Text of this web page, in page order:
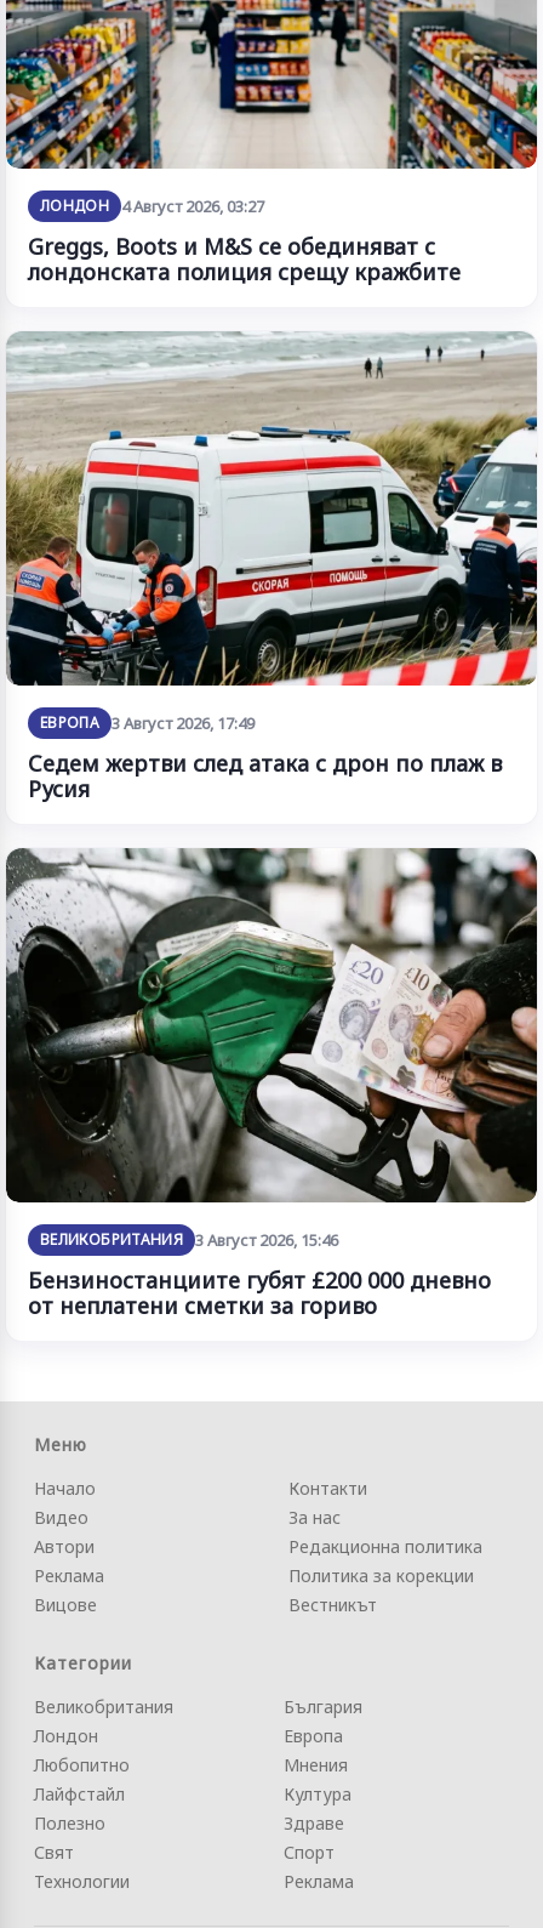
ЛОНДОН 4 Август 2026, 03:27
Greggs, Boots и M&S се обединяват с
лондонската полиция срещу кражбите
ЕВРОПА 3 Август 2026, 17:49
Седем жертви след атака с дрон по плаж в
Русия
ВЕЛИКОБРИТАНИЯ 3 Август 2026, 15:46
Бензиностанциите губят £200 000 дневно
от неплатени сметки за гориво
Меню
Начало
Видео
Автори
Реклама
Вицове
Контакти
За нас
Редакционна политика
Политика за корекции
Вестникът
Категории
Великобритания
Лондон
Любопитно
Лайфстайл
Полезно
Свят
Технологии
България
Европа
Мнения
Култура
Здраве
Спорт
Реклама